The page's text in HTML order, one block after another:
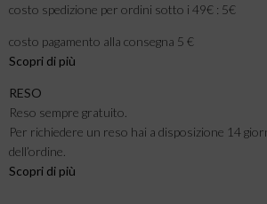
costo spedizione per ordini sotto i 49€ : 5€
costo pagamento alla consegna 5 €
Scopri di più
RESO
Reso sempre gratuito.
Per richiedere un reso hai a disposizione 14
dell’ordine.
Scopri di più